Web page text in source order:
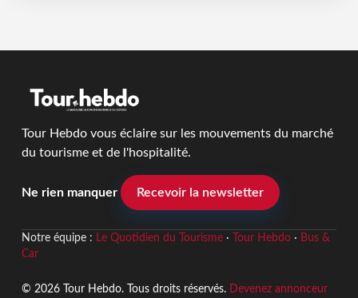
Tour Hebdo vous éclaire sur les mouvements du marché
du tourisme et de l'hospitalité.
Ne rien manquer Recevoir la newsletter
Notre équipe : Le Quotidien du Tourisme· Tour Hebdo· Bus &
Car
© 2026 Tour Hebdo. Tous droits réservés. Devenez annonceur